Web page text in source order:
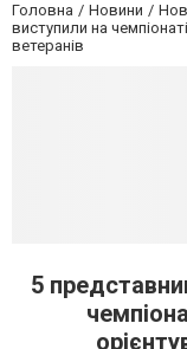
Головна Новини
виступили на
ветеранів
5